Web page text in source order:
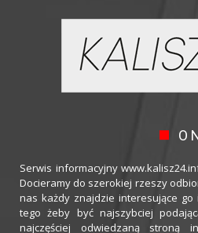
O
Serwis informacyjny
Docieramy do szerokiej rzeszy
nas każdy znajdzie interesujące
tego żeby być najszybciej
najczęściej odwiedzaną stroną